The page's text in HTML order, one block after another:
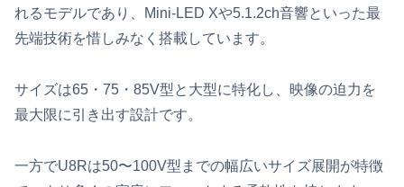
れるモデルであり、Mini-LED Xや5.1.2ch音響といった最
先端技術を惜しみなく搭載しています。
サイズは65・75・85V型と大型に特化し、映像の迫力を
最大限に引き出す設計です。
一方でU8Rは50〜100V型までの幅広いサイズ展開が特徴